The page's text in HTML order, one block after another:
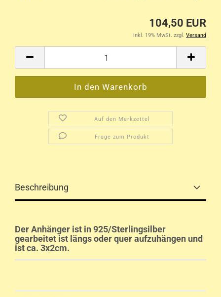
104,50 EUR
inkl. 19% MwSt. zzgl. Versand
Auf den Merkzettel
Frage zum Produkt
Beschreibung
Der Anhänger ist in 925/Sterlingsilber
gearbeitet ist längs oder quer aufzuhängen und
ist ca. 3x2cm.